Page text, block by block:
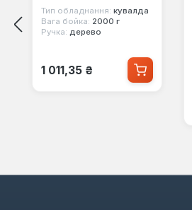
Тип обладнання: кувалда
Вага бойка: 2000 г
Ручка: дерево
Звичайна ціна:
1 011,35 ₴